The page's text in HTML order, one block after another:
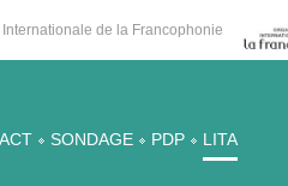
de la Francophonie
SONDAGE PDP LITA